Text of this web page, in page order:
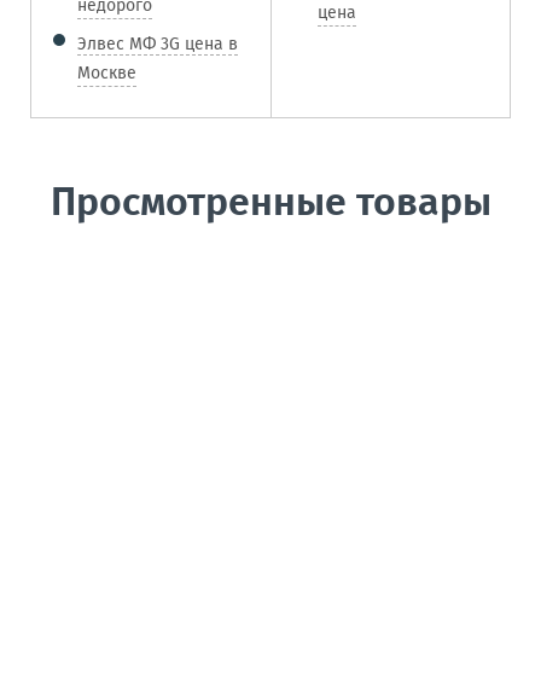
недорого
Элвес МФ 3G цена в
Москве
цена
Просмотренные товары